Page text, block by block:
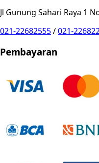
Jl Gunung Sahari Raya 1
021-22682555/021-
Pembayaran